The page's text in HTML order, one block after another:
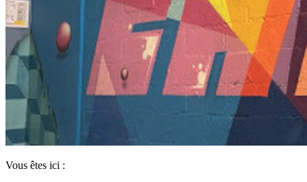
Vous êtes ici :